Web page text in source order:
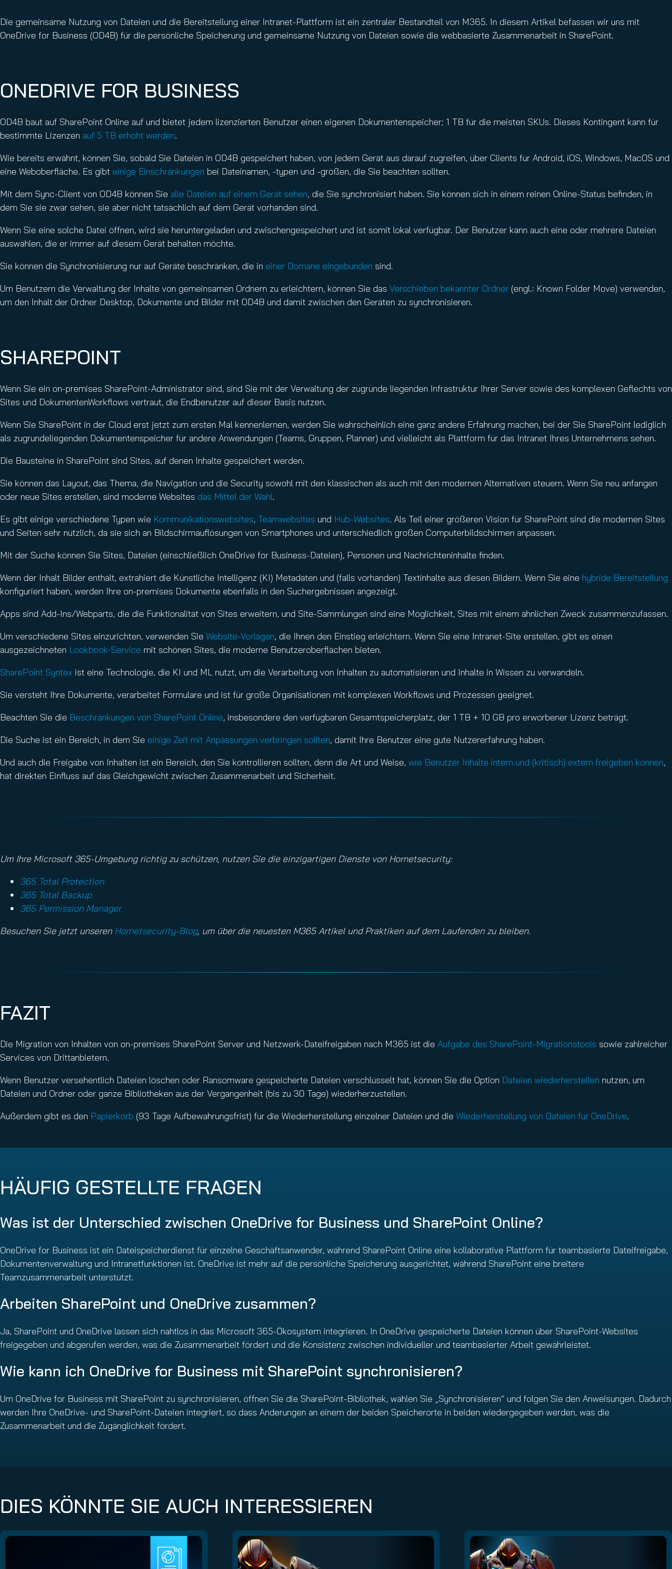
Hornet.email
Die gemeinsame Nutzung von Dateien und die Bereitstellung einer Intranet-Plattform ist ein zentraler Bestandteil von M365. In diesem Artikel befassen wir uns mit
OneDrive for Business (OD4B) für die persönliche Speicherung und gemeinsame Nutzung von Dateien sowie die webbasierte Zusammenarbeit in SharePoint.
ONEDRIVE FOR BUSINESS
OD4B baut auf SharePoint Online auf und bietet jedem lizenzierten Benutzer einen eigenen Dokumentenspeicher; 1 TB für die meisten SKUs. Dieses Kontingent kann für
bestimmte Lizenzen auf 5 TB erhöht werden.
Wie bereits erwähnt, können Sie, sobald Sie Dateien in OD4B gespeichert haben, von jedem Gerät aus darauf zugreifen, über Clients für Android, iOS, Windows, MacOS und
eine Weboberfläche. Es gibt einige Einschränkungen bei Dateinamen, -typen und -größen, die Sie beachten sollten.
Mit dem Sync-Client von OD4B können Sie alle Dateien auf einem Gerät sehen, die Sie synchronisiert haben. Sie können sich in einem reinen Online-Status befinden, in
dem Sie sie zwar sehen, sie aber nicht tatsächlich auf dem Gerät vorhanden sind.
Wenn Sie eine solche Datei öffnen, wird sie heruntergeladen und zwischengespeichert und ist somit lokal verfügbar. Der Benutzer kann auch eine oder mehrere Dateien
auswählen, die er immer auf diesem Gerät behalten möchte.
Sie können die Synchronisierung nur auf Geräte beschränken, die in einer Domäne eingebunden sind.
Um Benutzern die Verwaltung der Inhalte von gemeinsamen Ordnern zu erleichtern, können Sie das Verschieben bekannter Ordner (engl.: Known Folder Move) verwenden,
um den Inhalt der Ordner Desktop, Dokumente und Bilder mit OD4B und damit zwischen den Geräten zu synchronisieren.
SHAREPOINT
Wenn Sie ein on-premises SharePoint-Administrator sind, sind Sie mit der Verwaltung der zugrunde liegenden Infrastruktur Ihrer Server sowie des komplexen Geflechts von
Sites und DokumentenWorkflows vertraut, die Endbenutzer auf dieser Basis nutzen.
Wenn Sie SharePoint in der Cloud erst jetzt zum ersten Mal kennenlernen, werden Sie wahrscheinlich eine ganz andere Erfahrung machen, bei der Sie SharePoint lediglich
als zugrundeliegenden Dokumentenspeicher für andere Anwendungen (Teams, Gruppen, Planner) und vielleicht als Plattform für das Intranet Ihres Unternehmens sehen.
Die Bausteine in SharePoint sind Sites, auf denen Inhalte gespeichert werden.
Sie können das Layout, das Thema, die Navigation und die Security sowohl mit den klassischen als auch mit den modernen Alternativen steuern. Wenn Sie neu anfangen
oder neue Sites erstellen, sind moderne Websites das Mittel der Wahl.
Es gibt einige verschiedene Typen wie Kommunikationswebsites, Teamwebsites und Hub-Websites. Als Teil einer größeren Vision für SharePoint sind die modernen Sites
und Seiten sehr nützlich, da sie sich an Bildschirmauflösungen von Smartphones und unterschiedlich großen Computerbildschirmen anpassen.
Mit der Suche können Sie Sites, Dateien (einschließlich OneDrive for Business-Dateien), Personen und Nachrichteninhalte finden.
Wenn der Inhalt Bilder enthält, extrahiert die Künstliche Intelligenz (KI) Metadaten und (falls vorhanden) Textinhalte aus diesen Bildern. Wenn Sie eine hybride Bereitstellung
konfiguriert haben, werden Ihre on-premises Dokumente ebenfalls in den Suchergebnissen angezeigt.
Apps sind Add-Ins/Webparts, die die Funktionalität von Sites erweitern, und Site-Sammlungen sind eine Möglichkeit, Sites mit einem ähnlichen Zweck zusammenzufassen.
Um verschiedene Sites einzurichten, verwenden Sie Website-Vorlagen, die Ihnen den Einstieg erleichtern. Wenn Sie eine Intranet-Site erstellen, gibt es einen
ausgezeichneten Lookbook-Service mit schönen Sites, die moderne Benutzeroberflächen bieten.
SharePoint Syntex ist eine Technologie, die KI und ML nutzt, um die Verarbeitung von Inhalten zu automatisieren und Inhalte in Wissen zu verwandeln.
Sie versteht Ihre Dokumente, verarbeitet Formulare und ist für große Organisationen mit komplexen Workflows und Prozessen geeignet.
Beachten Sie die Beschränkungen von SharePoint Online, insbesondere den verfügbaren Gesamtspeicherplatz, der 1 TB + 10 GB pro erworbener Lizenz beträgt.
Die Suche ist ein Bereich, in dem Sie einige Zeit mit Anpassungen verbringen sollten, damit Ihre Benutzer eine gute Nutzererfahrung haben.
Und auch die Freigabe von Inhalten ist ein Bereich, den Sie kontrollieren sollten, denn die Art und Weise, wie Benutzer Inhalte intern und (kritisch) extern freigeben können,
hat direkten Einfluss auf das Gleichgewicht zwischen Zusammenarbeit und Sicherheit.
Um Ihre Microsoft 365-Umgebung richtig zu schützen, nutzen Sie die einzigartigen Dienste von Hornetsecurity:
365 Total Protection
365 Total Backup
365 Permission Manager
Besuchen Sie jetzt unseren Hornetsecurity-Blog, um über die neuesten M365 Artikel und Praktiken auf dem Laufenden zu bleiben.
FAZIT
Die Migration von Inhalten von on-premises SharePoint Server und Netzwerk-Dateifreigaben nach M365 ist die Aufgabe des SharePoint-Migrationstools sowie zahlreicher
Services von Drittanbietern.
Wenn Benutzer versehentlich Dateien löschen oder Ransomware gespeicherte Dateien verschlüsselt hat, können Sie die Option Dateien wiederherstellen nutzen, um
Dateien und Ordner oder ganze Bibliotheken aus der Vergangenheit (bis zu 30 Tage) wiederherzustellen.
Außerdem gibt es den Papierkorb (93 Tage Aufbewahrungsfrist) für die Wiederherstellung einzelner Dateien und die Wiederherstellung von Dateien für OneDrive.
HÄUFIG GESTELLTE FRAGEN
Was ist der Unterschied zwischen OneDrive for Business und SharePoint Online?
OneDrive for Business ist ein Dateispeicherdienst für einzelne Geschäftsanwender, während SharePoint Online eine kollaborative Plattform für teambasierte Dateifreigabe,
Dokumentenverwaltung und Intranetfunktionen ist. OneDrive ist mehr auf die persönliche Speicherung ausgerichtet, während SharePoint eine breitere
Teamzusammenarbeit unterstützt.
Arbeiten SharePoint und OneDrive zusammen?
Ja, SharePoint und OneDrive lassen sich nahtlos in das Microsoft 365-Ökosystem integrieren. In OneDrive gespeicherte Dateien können über SharePoint-Websites
freigegeben und abgerufen werden, was die Zusammenarbeit fördert und die Konsistenz zwischen individueller und teambasierter Arbeit gewährleistet.
Wie kann ich OneDrive for Business mit SharePoint synchronisieren?
Um OneDrive for Business mit SharePoint zu synchronisieren, öffnen Sie die SharePoint-Bibliothek, wählen Sie „Synchronisieren“ und folgen Sie den Anweisungen. Dadurch
werden Ihre OneDrive- und SharePoint-Dateien integriert, so dass Änderungen an einem der beiden Speicherorte in beiden wiedergegeben werden, was die
Zusammenarbeit und die Zugänglichkeit fördert.
DIES KÖNNTE SIE AUCH INTERESSIEREN